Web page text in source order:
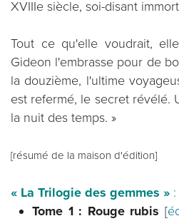
XVIIIe siècle, soi-disant
Tout ce qu'elle voudrait,
Gideon l'embrasse pour de
la douzième, l'ultime
est refermé, le secret révélé.
la nuit des temps. »
[résumé de la maison d'édition]
« La Trilogie des gemmes » :
Tome 1 : Rouge rubis [